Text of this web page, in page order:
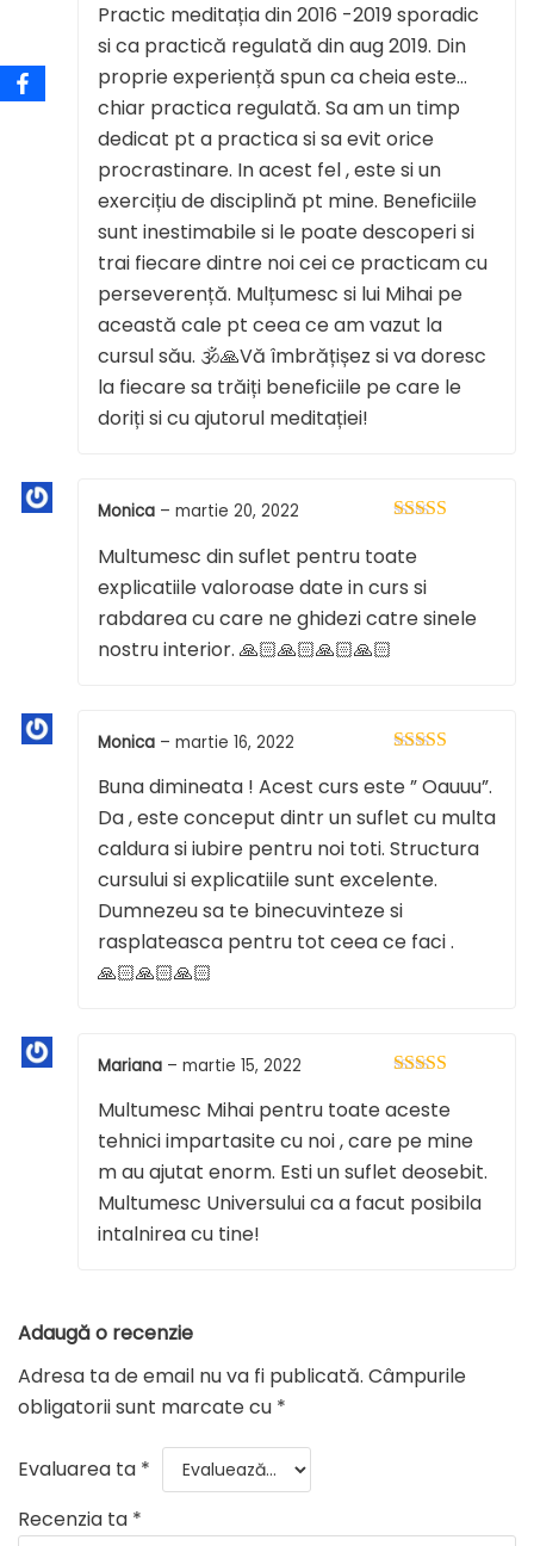
din 5
Practic meditația din 2016 -2019 sporadic
si ca practică regulată din aug 2019. Din
proprie experiență spun ca cheia este…
chiar practica regulată. Sa am un timp
dedicat pt a practica si sa evit orice
procrastinare. In acest fel , este si un
exercițiu de disciplină pt mine. Beneficiile
sunt inestimabile si le poate descoperi si
trai fiecare dintre noi cei ce practicam cu
perseverență. Mulțumesc si lui Mihai pe
această cale pt ceea ce am vazut la
cursul său. 🕉🙏Vă îmbrățișez si va doresc
la fiecare sa trăiți beneficiile pe care le
doriți si cu ajutorul meditației!
din 5
Monica – martie 20, 2022
Multumesc din suflet pentru toate
explicatiile valoroase date in curs si
rabdarea cu care ne ghidezi catre sinele
nostru interior. 🙏🏻🙏🏻🙏🏻🙏🏻
din 5
Monica – martie 16, 2022
Buna dimineata ! Acest curs este ” Oauuu”.
Da , este conceput dintr un suflet cu multa
caldura si iubire pentru noi toti. Structura
cursului si explicatiile sunt excelente.
Dumnezeu sa te binecuvinteze si
rasplateasca pentru tot ceea ce faci .
🙏🏻🙏🏻🙏🏻
din 5
Mariana – martie 15, 2022
Multumesc Mihai pentru toate aceste
tehnici impartasite cu noi , care pe mine
m au ajutat enorm. Esti un suflet deosebit.
Multumesc Universului ca a facut posibila
intalnirea cu tine!
Adaugă o recenzie
Adresa ta de email nu va fi publicată. Câmpurile
obligatorii sunt marcate cu *
Evaluarea ta *
Recenzia ta *